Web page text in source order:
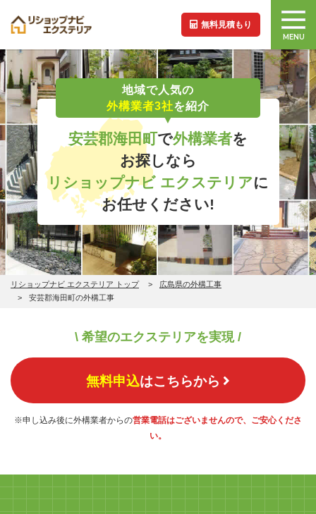
無料見積もり
MENU
地域で人気の
外構業者3社を紹介
安芸郡海田町で外構業者を
お探しなら
リショップナビ エクステリアに
お任せください!
リショップナビ エクステリア トップ
広島県の外構工事
安芸郡海田町の外構工事
\ 希望のエクステリアを実現 /
無料申込はこちらから
※申し込み後に外構業者からの営業電話はございませんので、ご安心くださ
い。